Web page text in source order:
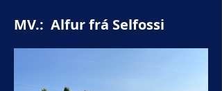
MV.: Alfur frá Selfossi